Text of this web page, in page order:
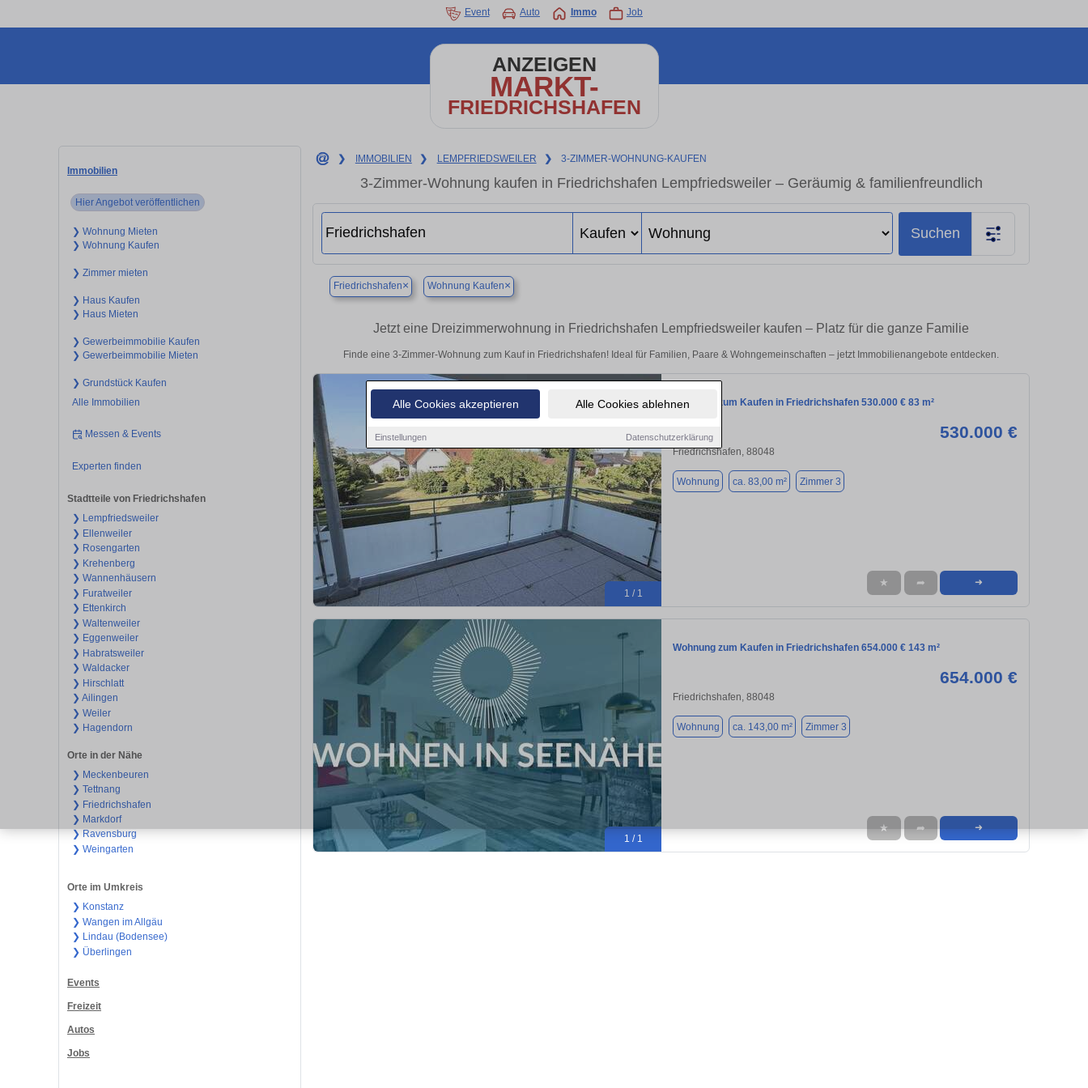
Alle Cookies akzeptieren Alle Cookies ablehnen
Einstellungen Datenschutzerklärung
Event Auto Immo Job
ANZEIGEN
MARKT-
FRIEDRICHSHAFEN
Immobilien
Hier Angebot veröffentlichen
❯ Wohnung Mieten
❯ Wohnung Kaufen
❯ Zimmer mieten
❯ Haus Kaufen
❯ Haus Mieten
❯ Gewerbeimmobilie Kaufen
❯ Gewerbeimmobilie Mieten
❯ Grundstück Kaufen
Alle Immobilien
Messen & Events
Experten finden
Stadtteile von Friedrichshafen
❯ Lempfriedsweiler
❯ Ellenweiler
❯ Rosengarten
❯ Krehenberg
❯ Wannenhäusern
❯ Furatweiler
❯ Ettenkirch
❯ Waltenweiler
❯ Eggenweiler
❯ Habratsweiler
❯ Waldacker
❯ Hirschlatt
❯ Ailingen
❯ Weiler
❯ Hagendorn
Orte in der Nähe
❯ Meckenbeuren
❯ Tettnang
❯ Friedrichshafen
❯ Markdorf
❯ Ravensburg
❯ Weingarten
Orte im Umkreis
❯ Konstanz
❯ Wangen im Allgäu
❯ Lindau (Bodensee)
❯ Überlingen
Events
Freizeit
Autos
Jobs
❯ IMMOBILIEN ❯ LEMPFRIEDSWEILER ❯ 3-ZIMMER-WOHNUNG-KAUFEN
3-Zimmer-Wohnung kaufen in Friedrichshafen Lempfriedsweiler – Geräumig & familienfreundlich
Suchen
Friedrichshafen× Wohnung Kaufen×
Jetzt eine Dreizimmerwohnung in Friedrichshafen Lempfriedsweiler kaufen – Platz für die ganze Familie
Finde eine 3-Zimmer-Wohnung zum Kauf in Friedrichshafen! Ideal für Familien, Paare & Wohngemeinschaften – jetzt Immobilienangebote entdecken.
1 / 1
Wohnung zum Kaufen in Friedrichshafen 530.000 € 83 m²
530.000 €
Friedrichshafen, 88048
Wohnung ca. 83,00 m² Zimmer 3
★ ➦ ➜
1 / 1
Wohnung zum Kaufen in Friedrichshafen 654.000 € 143 m²
654.000 €
Friedrichshafen, 88048
Wohnung ca. 143,00 m² Zimmer 3
★ ➦ ➜